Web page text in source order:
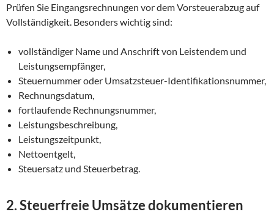
Prüfen Sie Eingangsrechnungen vor dem Vorsteuerabzug auf
Vollständigkeit. Besonders wichtig sind:
vollständiger Name und Anschrift von Leistendem und
Leistungsempfänger,
Steuernummer oder Umsatzsteuer-Identifikationsnummer,
Rechnungsdatum,
fortlaufende Rechnungsnummer,
Leistungsbeschreibung,
Leistungszeitpunkt,
Nettoentgelt,
Steuersatz und Steuerbetrag.
2. Steuerfreie Umsätze dokumentieren